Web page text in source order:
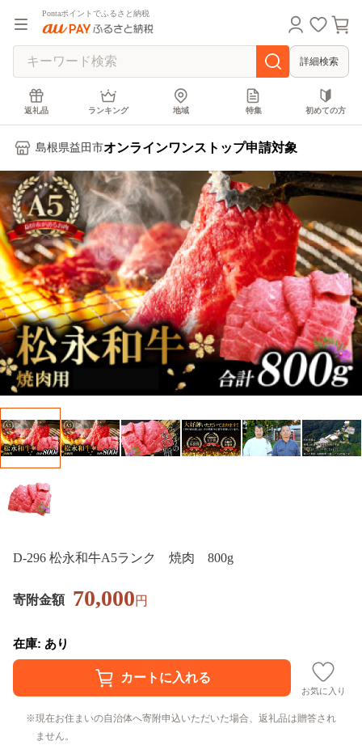
Pontaポイントでふるさと納税
詳細検索
返礼品 ランキング 地域 特集 初めての方
島根県益田市オンラインワンストップ申請対象
D-296 松永和牛A5ランク 焼肉 800g
寄附金額 70,000円
在庫: あり
お気に入り
現在お住まいの自治体へ寄附申込いただいた場合、返礼品は贈答され
ません。